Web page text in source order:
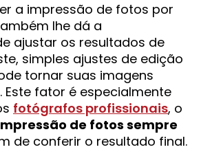
a impressão de fotos por
lhe dá a
ajustar os resultados de
simples ajustes de edição
tornar suas imagens
Este fator é especialmente
fotógrafos profissionais, o
de fotos sempre
de conferir o resultado final.